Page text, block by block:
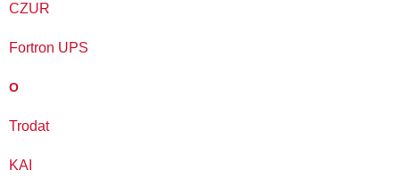
CZUR
Fortron UPS
O
Trodat
KAI